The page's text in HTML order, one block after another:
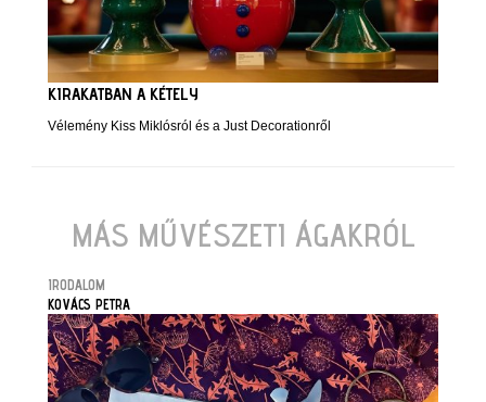
KIRAKATBAN A KÉTELY
Vélemény Kiss Miklósról és a Just Decorationről
MÁS MŰVÉSZETI ÁGAKRÓL
IRODALOM
KOVÁCS PETRA